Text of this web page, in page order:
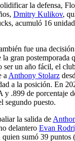
la defensa,
Dmitry Kulikov,
acumuló 16
fue una
la gran postemporada
ser un año fácil, el
a Anthony Stolarz
a la posición. En
.899 de porcentaje
segundo puesto.
la salida de
delantero Evan
sumó 39 puntos